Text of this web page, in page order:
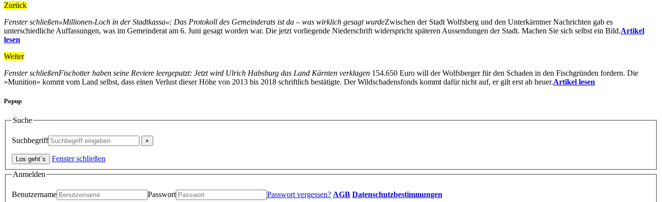
Zurück
Fenster schließen»Millionen-Loch in der Stadtkassa«: Das Protokoll des Gemeinderats ist da – was wirklich gesagt wurdeZwischen der Stadt Wolfsberg und den Unterkärntner Nachrichten gab es
unterschiedliche Auffassungen, was im Gemeinderat am 6. Juni gesagt worden war. Die jetzt vorliegende Niederschrift widerspricht späteren Aussendungen der Stadt. Machen Sie sich selbst ein Bild.Artikel
lesen
Weiter
Fenster schließenFischotter haben seine Reviere leergeputzt: Jetzt wird Ulrich Habsburg das Land Kärnten verklagen 154.650 Euro will der Wolfsberger für den Schaden in den Fischgründen fordern. Die
»Munition« kommt vom Land selbst, dass einen Verlust dieser Höhe von 2013 bis 2018 schriftlich bestätigte. Der Wildschadensfonds kommt dafür nicht auf, er gilt erst ab heuer.Artikel lesen
Popup
Suche
Suchbegriff
Fenster schließen
Anmelden
Benutzername Passwort Passwort vergessen? AGB Datenschutzbestimmungen